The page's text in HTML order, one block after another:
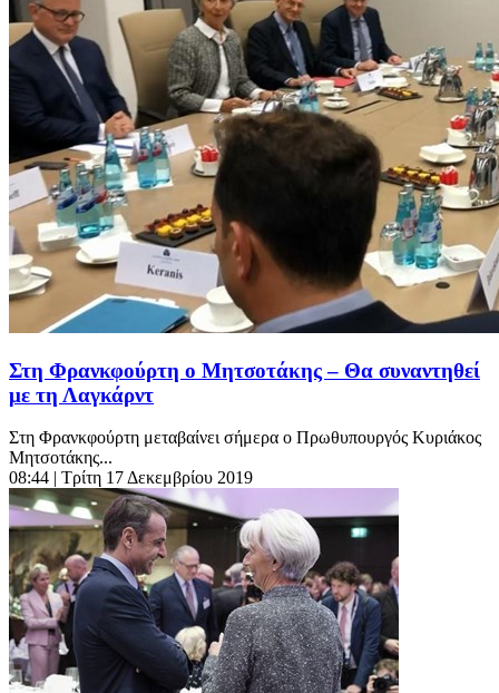
Στη Φρανκφούρτη ο Μητσοτάκης – Θα συναντηθεί
με τη Λαγκάρντ
Στη Φρανκφούρτη μεταβαίνει σήμερα ο Πρωθυπουργός Κυριάκος
Μητσοτάκης...
08:44 | Τρίτη 17 Δεκεμβρίου 2019